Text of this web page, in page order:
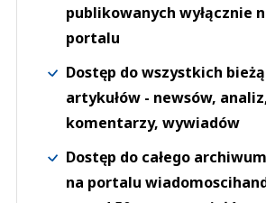
publikowanych wyłącznie
portalu
Dostęp do wszystkich
artykułów - newsów,
komentarzy, wywiadów
Dostęp do całego
na portalu